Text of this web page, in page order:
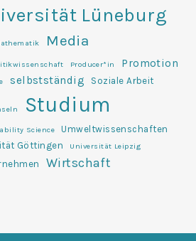
Lüneburg
Media
Producer*in Promotion
selbstständig Soziale Arbeit
Studium
Science Umweltwissenschaften
Göttingen
Universität Leipzig
Wirtschaft